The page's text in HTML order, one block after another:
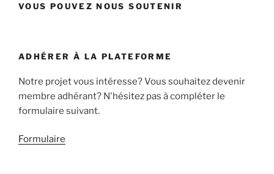
VOUS POUVEZ NOUS SOUTENIR
ADHÉRER À LA PLATEFORME
Notre projet vous intéresse? Vous souhaitez devenir
membre adhérant? N'hésitez pas à compléter le
formulaire suivant.
Formulaire